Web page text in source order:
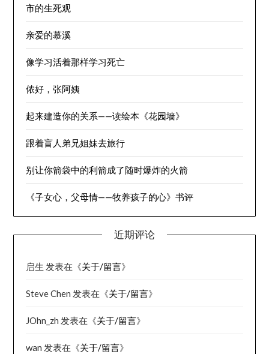
市的生死观
亲爱的慕溪
像学习活着那样学习死亡
侬好，张阿姨
起来建造你的关系——读绘本《花园墙》
跟着盲人弟兄姐妹去旅行
别让你箭袋中的利箭成了随时爆炸的火箭
《子女心，父母情——牧养孩子的心》书评
近期评论
启生 发表在《关于/留言》
Steve Chen 发表在《关于/留言》
JOhn_zh 发表在《关于/留言》
wan 发表在《关于/留言》